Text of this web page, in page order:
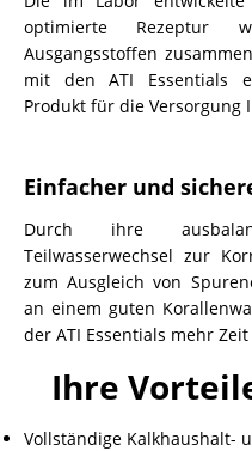
optimierte Rezeptur
Ausgangsstoffen
mit den ATI Essentials
Produkt für die Versorgung
Einfacher und
Durch ihre
Teilwasserwechsel zur
zum Ausgleich von
an einem guten
der ATI Essentials mehr
Ihre
Vollständige Kalkhaushalt-